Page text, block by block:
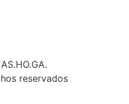
reservados